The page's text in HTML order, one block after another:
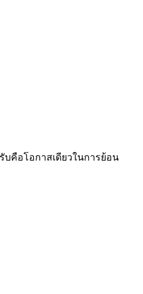
บคือโอกาสเดียวในการย้อน